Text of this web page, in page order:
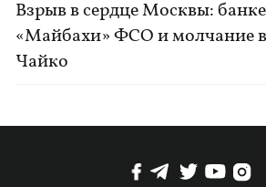
Взрыв в сердце Москвы:
«Майбахи» ФСО и молчание
Чайко